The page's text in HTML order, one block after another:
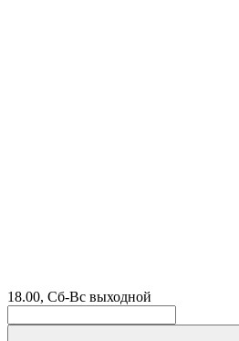
18.00, Сб-Вс выходной